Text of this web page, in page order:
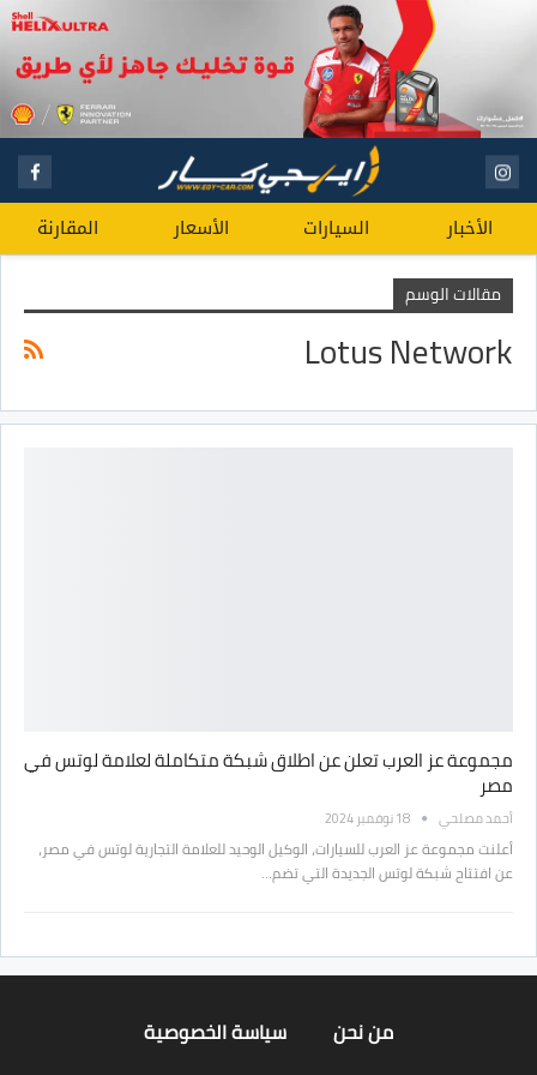
الأخبار السيارات الأسعار المقارنة
مقالات الوسم
Lotus Network
مجموعة عز العرب تعلن عن اطلاق شبكة متكاملة لعلامة لوتس في
مصر
أحمد مصلحي 18 نوفمبر 2024
أعلنت مجموعة عز العرب للسيارات، الوكيل الوحيد للعلامة التجارية لوتس في مصر،
عن افتتاح شبكة لوتس الجديدة التي تضم…
من نحن سياسة الخصوصية